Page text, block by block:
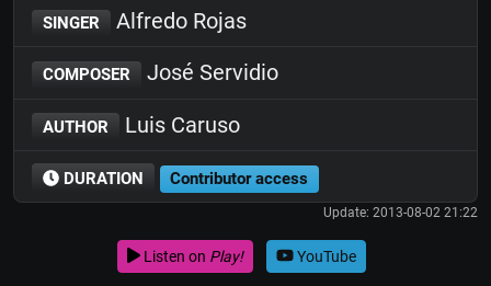
SINGER Alfredo Rojas
COMPOSER José Servidio
AUTHOR Luis Caruso
DURATION Contributor access
Update: 2013-08-02 21:22
Listen on Play! YouTube